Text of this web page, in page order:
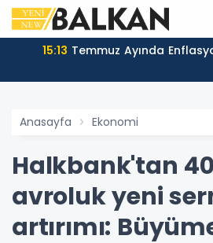
15:13 Temmuz Ayında
Anasayfa Ekonomi
Halkbank'tan
avroluk yeni
artırımı: